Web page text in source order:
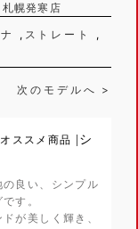
幌発寒店
ストレート
次のモデルへ >
ススメ商品
|シ
良い、シンプル
す。
が美しく輝き、